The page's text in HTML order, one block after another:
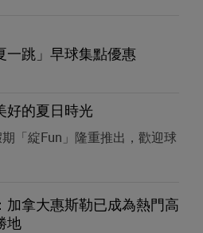
一跳」早球集點優惠
好的夏日時光
「綻Fun」隆重推出，歡迎球
加拿大惠斯勒已成為熱門高
地